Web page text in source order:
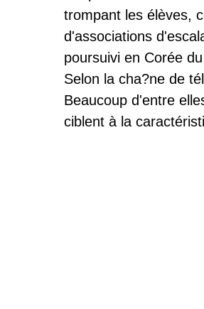
trompant les élèves,
d'associations
poursuivi en Corée
Selon la cha?ne de
Beaucoup d'entre
ciblent à la